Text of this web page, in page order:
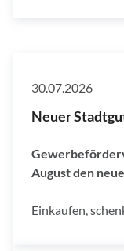
30.07.2026
Neuer
August den
Einkaufen,